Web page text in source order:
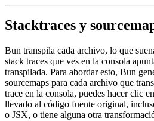
Stacktraces y
Bun transpila cada archivo, lo que
stack traces que ves en la consola
transpilada. Para abordar esto, Bun
sourcemaps para cada archivo que
trace en la consola, puedes hacer clic
llevado al código fuente original,
o JSX, o tiene alguna otra